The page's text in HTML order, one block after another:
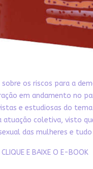
os riscos para a
em andamento no
e estudiosas do
atuação coletiva, visto
das mulheres e
CLIQUE E BAIXE O E-BOOK